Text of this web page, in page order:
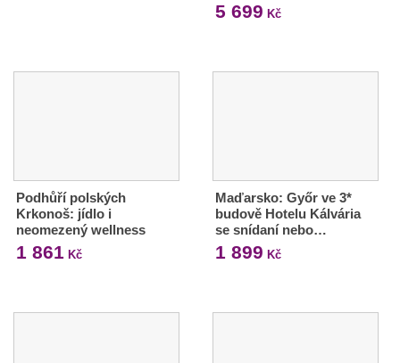
5 699 Kč
Podhůří polských
Krkonoš: jídlo i
neomezený wellness
1 861 Kč
Maďarsko: Győr ve 3*
budově Hotelu Kálvária
se snídaní nebo…
1 899 Kč